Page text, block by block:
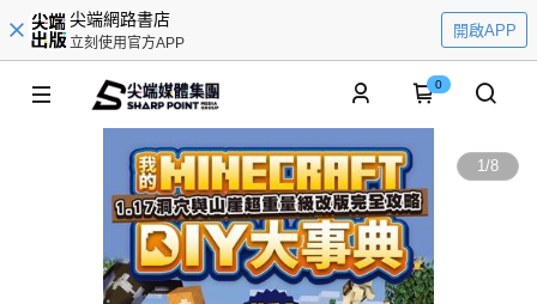
尖端網路書店
立刻使用官方APP
開啟APP
0
1/8